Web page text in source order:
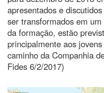
apresentados e
ser transformados em
da formação, estão
principalmente aos
caminho da Companhia
Fides 6/2/2017)